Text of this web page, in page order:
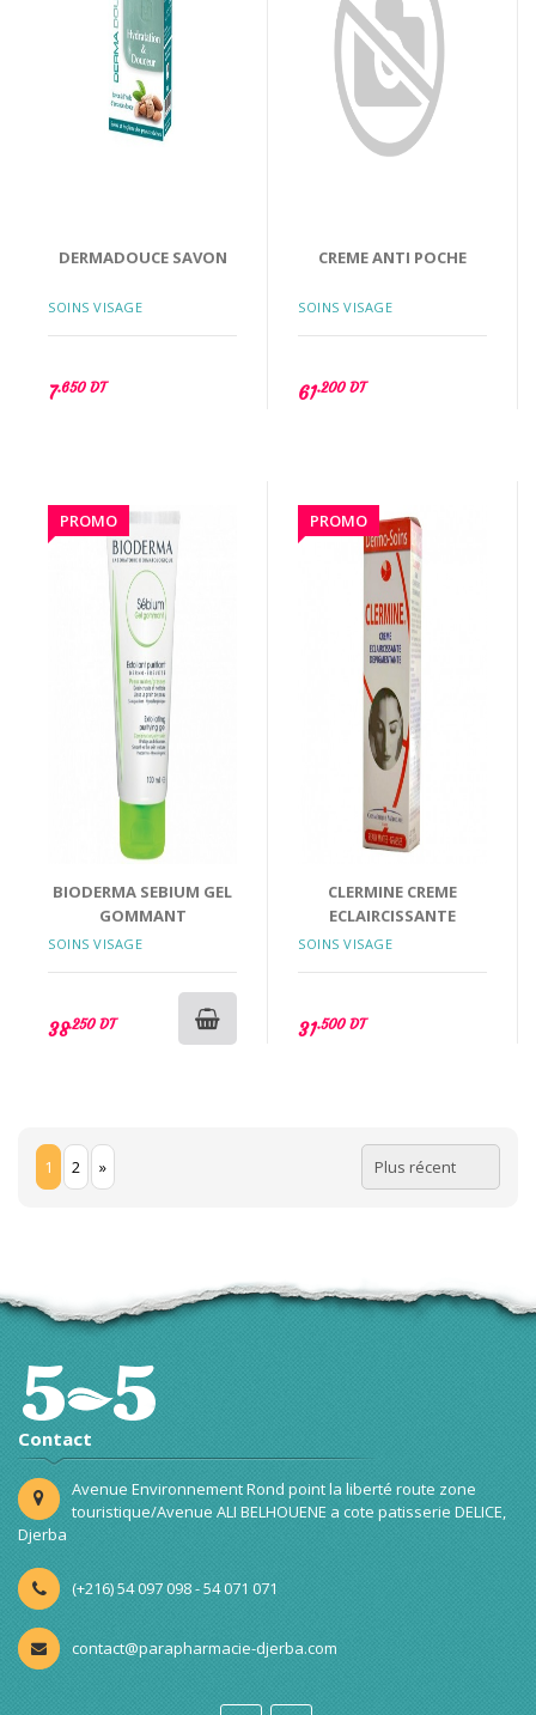
DERMADOUCE SAVON
SOINS VISAGE
7.650 DT
CREME ANTI POCHE
SOINS VISAGE
61.200 DT
PROMO
BIODERMA SEBIUM GEL
GOMMANT
SOINS VISAGE
38.250 DT
PROMO
CLERMINE CREME
ECLAIRCISSANTE
SOINS VISAGE
31.500 DT
1 2 »
Contact
Avenue Environnement Rond point la liberté route zone
touristique/Avenue ALI BELHOUENE a cote patisserie DELICE,
Djerba
(+216) 54 097 098 - 54 071 071
contact@parapharmacie-djerba.com